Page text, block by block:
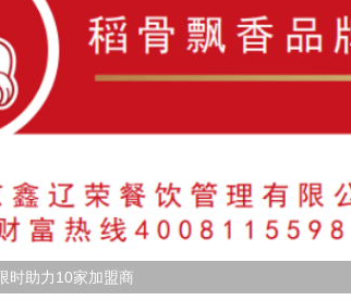
时助力10家加盟商
面积：35平米
电话：13840437751
面积：300平米
电话：